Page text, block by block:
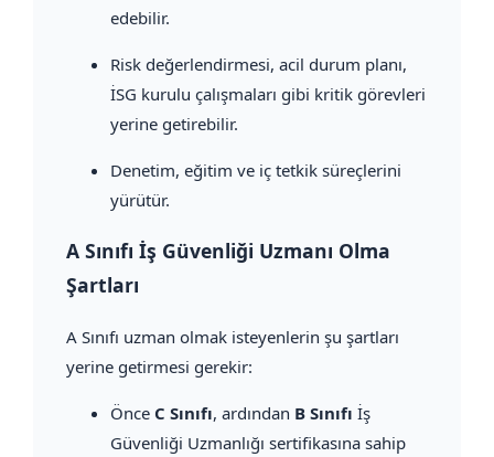
edebilir.
Risk değerlendirmesi, acil durum planı,
İSG kurulu çalışmaları gibi kritik görevleri
yerine getirebilir.
Denetim, eğitim ve iç tetkik süreçlerini
yürütür.
A Sınıfı İş Güvenliği Uzmanı Olma
Şartları
A Sınıfı uzman olmak isteyenlerin şu şartları
yerine getirmesi gerekir:
Önce C Sınıfı, ardından B Sınıfı İş
Güvenliği Uzmanlığı sertifikasına sahip